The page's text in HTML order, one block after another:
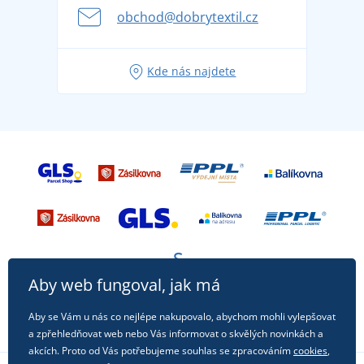
se na dovolenou bez starostí
Tipy na svěží outfity pro pohodové léto
obchod@dobrytextil.cz
Kde nás najdete
Aby web fungoval, jak má
Aby se Vám u nás co nejlépe nakupovalo, abychom mohli vylepšovat
a zpřehledňovat web nebo Vás informovat o skvělých novinkách a
akcích. Proto od Vás potřebujeme souhlas se zpracovánímcookies,